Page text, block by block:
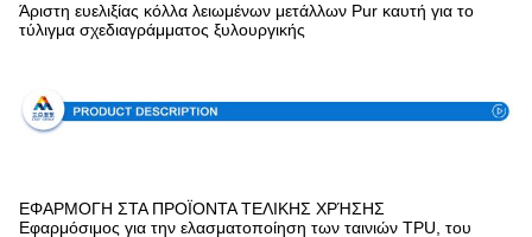
Άριστη ευελιξίας κόλλα λειωμένων μετάλλων Pur καυτή για το
τύλιγμα σχεδιαγράμματος ξυλουργικής
ΕΦΑΡΜΟΓΗ ΣΤΑ ΠΡΟΪΟΝΤΑ ΤΕΛΙΚΗΣ ΧΡΉΣΗΣ
Εφαρμόσιμος για την ελασματοποίηση των ταινιών TPU, του